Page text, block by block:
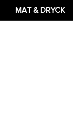
MAT & DRYCK